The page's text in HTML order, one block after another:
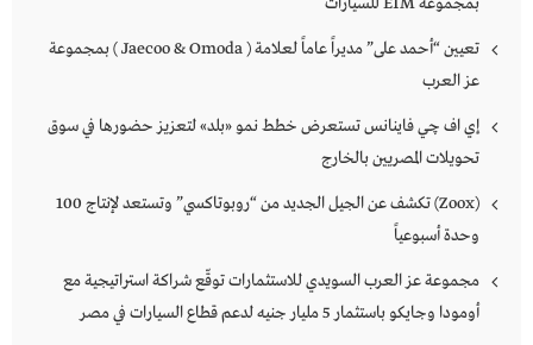
تعيين “أحمد على” مديراً عاماً لعلامة ( Jaecoo & Omoda ) بمجموعة
عز العرب
إي اف چي فاينانس تستعرض خطط نمو «بلد» لتعزيز حضورها في سوق
تحويلات المصريين بالخارج
(Zoox) تكشف عن الجيل الجديد من “روبوتاكسي” وتستعد لإنتاج 100
وحدة أسبوعياً
مجموعة عز العرب السويدي للاستثمارات توقّع شراكة استراتيجية مع
أومودا وجايكو باستثمار 5 مليار جنيه لدعم قطاع السيارات في مصر